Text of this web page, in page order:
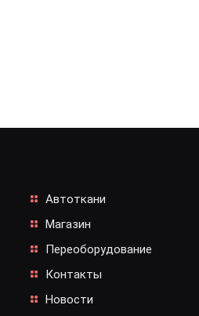
Автоткани
Магазин
Переоборудование
Контакты
Новости